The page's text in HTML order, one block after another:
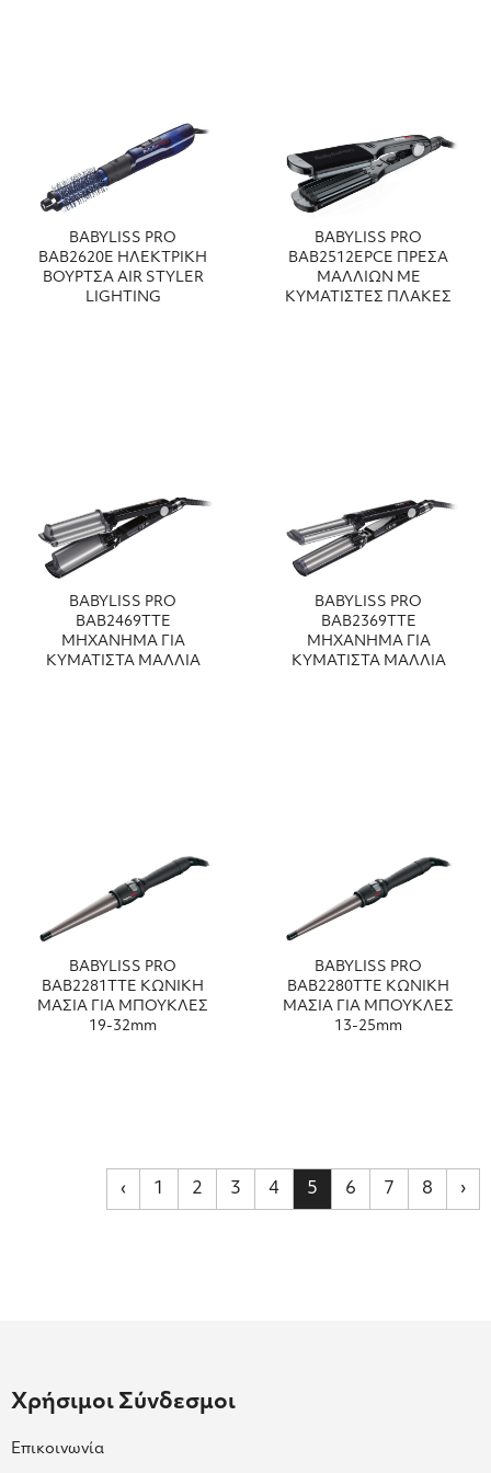
BABYLISS PRO
BAB2620E ΗΛΕΚΤΡΙΚΗ
ΒΟΥΡΤΣΑ AIR STYLER
LIGHTING
BABYLISS PRO
BAB2512EPCE ΠΡΕΣΑ
ΜΑΛΛΙΩΝ ΜΕ
ΚΥΜΑΤΙΣΤΕΣ ΠΛΑΚΕΣ
BABYLISS PRO
BAB2469TTE
ΜΗΧΑΝΗΜΑ ΓΙΑ
ΚΥΜΑΤΙΣΤΑ ΜΑΛΛΙΑ
BABYLISS PRO
BAB2369TTE
ΜΗΧΑΝΗΜΑ ΓΙΑ
ΚΥΜΑΤΙΣΤΑ ΜΑΛΛΙΑ
BABYLISS PRO
BAB2281TTE ΚΩΝΙΚΗ
ΜΑΣΙΑ ΓΙΑ ΜΠΟΥΚΛΕΣ
19-32mm
BABYLISS PRO
BAB2280TTE ΚΩΝΙΚΗ
ΜΑΣΙΑ ΓΙΑ ΜΠΟΥΚΛΕΣ
13-25mm
‹ 1 2 3 4 5 6 7 8 ›
Χρήσιμοι Σύνδεσμοι
Επικοινωνία